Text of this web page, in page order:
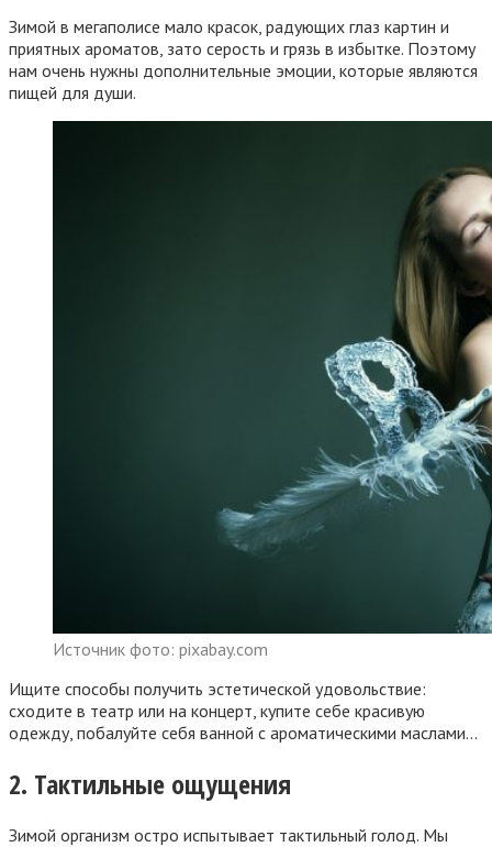
Зимой в мегаполисе мало красок, радующих глаз картин и
приятных ароматов, зато серость и грязь в избытке. Поэтому
нам очень нужны дополнительные эмоции, которые являются
пищей для души.
Источник фото: pixabay.com
Ищите способы получить эстетической удовольствие:
сходите в театр или на концерт, купите себе красивую
одежду, побалуйте себя ванной с ароматическими маслами…
2. Тактильные ощущения
Зимой организм остро испытывает тактильный голод. Мы